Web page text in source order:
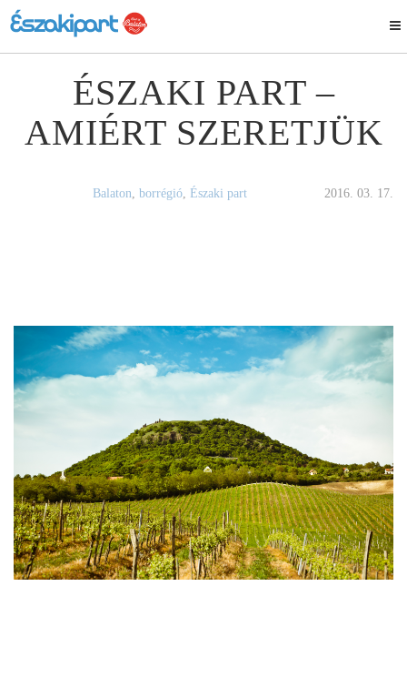
ÉSZAKI PART –
AMIÉRT SZERETJÜK
Balaton, borrégió, Északi part 2016. 03. 17.